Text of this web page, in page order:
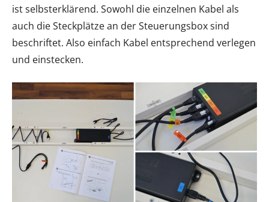
ist selbsterklärend. Sowohl die einzelnen Kabel als
auch die Steckplätze an der Steuerungsbox sind
beschriftet. Also einfach Kabel entsprechend verlegen
und einstecken.